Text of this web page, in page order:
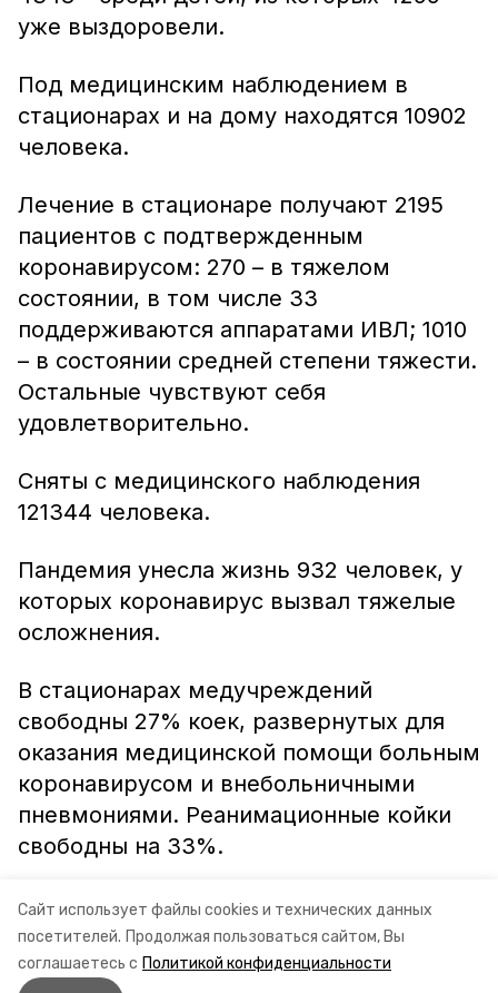
Сайт использует файлы cookies и технических данных
посетителей. Продолжая пользоваться сайтом, Вы
соглашаетесь с Политикой конфиденциальности
уже выздоровели.
Под медицинским наблюдением в
стационарах и на дому находятся 10902
человека.
Лечение в стационаре получают 2195
пациентов с подтвержденным
коронавирусом: 270 – в тяжелом
состоянии, в том числе 33
поддерживаются аппаратами ИВЛ; 1010
– в состоянии средней степени тяжести.
Остальные чувствуют себя
удовлетворительно.
Сняты с медицинского наблюдения
121344 человека.
Пандемия унесла жизнь 932 человек, у
которых коронавирус вызвал тяжелые
осложнения.
В стационарах медучреждений
свободны 27% коек, развернутых для
оказания медицинской помощи больным
коронавирусом и внебольничными
пневмониями. Реанимационные койки
свободны на 33%.
Информация: Министерство здравоохранения
Ставропольского края